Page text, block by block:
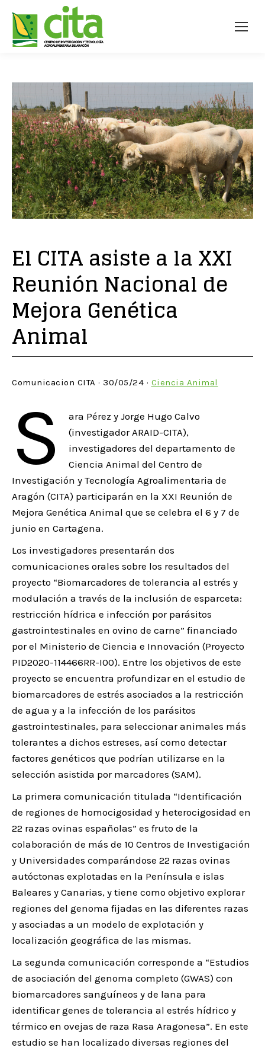
El CITA asiste a la XXI
Reunión Nacional de
Mejora Genética
Animal
Comunicacion CITA · 30/05/24 · Ciencia Animal
S
ara Pérez y Jorge Hugo Calvo
(investigador ARAID-CITA),
investigadores del departamento de
Ciencia Animal del Centro de
Investigación y Tecnología Agroalimentaria de
Aragón (CITA) participarán en la XXI Reunión de
Mejora Genética Animal que se celebra el 6 y 7 de
junio en Cartagena.
Los investigadores presentarán dos
comunicaciones orales sobre los resultados del
proyecto “Biomarcadores de tolerancia al estrés y
modulación a través de la inclusión de esparceta:
restricción hídrica e infección por parásitos
gastrointestinales en ovino de carne” financiado
por el Ministerio de Ciencia e Innovación (Proyecto
PID2020-114466RR-I00). Entre los objetivos de este
proyecto se encuentra profundizar en el estudio de
biomarcadores de estrés asociados a la restricción
de agua y a la infección de los parásitos
gastrointestinales, para seleccionar animales más
tolerantes a dichos estreses, así como detectar
factores genéticos que podrían utilizarse en la
selección asistida por marcadores (SAM).
La primera comunicación titulada “Identificación
de regiones de homocigosidad y heterocigosidad en
22 razas ovinas españolas” es fruto de la
colaboración de más de 10 Centros de Investigación
y Universidades comparándose 22 razas ovinas
autóctonas explotadas en la Península e islas
Baleares y Canarias, y tiene como objetivo explorar
regiones del genoma fijadas en las diferentes razas
y asociadas a un modelo de explotación y
localización geográfica de las mismas.
La segunda comunicación corresponde a “Estudios
de asociación del genoma completo (GWAS) con
biomarcadores sanguíneos y de lana para
identificar genes de tolerancia al estrés hídrico y
térmico en ovejas de raza Rasa Aragonesa”. En este
estudio se han localizado diversas regiones del